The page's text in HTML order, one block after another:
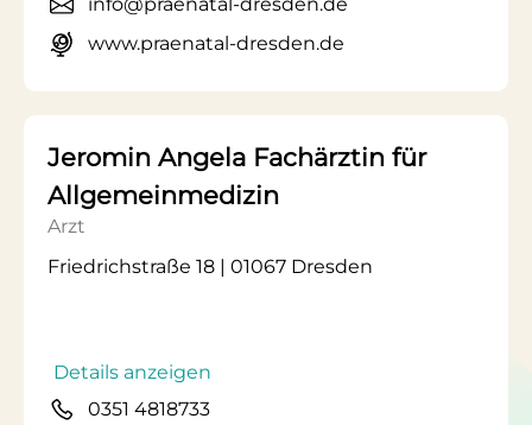
www.praenatal-dresden.de
Jeromin Angela Fachärztin für
Allgemeinmedizin
Arzt
Friedrichstraße 18 | 01067 Dresden
Details anzeigen
0351 4818733